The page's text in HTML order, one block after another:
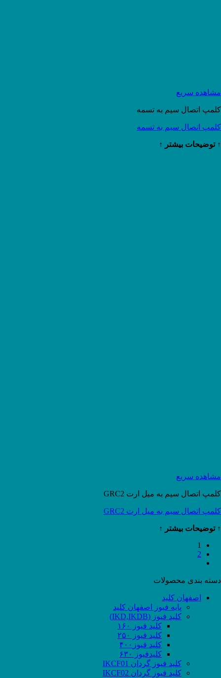
مشاهده سریع
کلمپ اتصال سیم به تسمه
کلمپ اتصال سیم به تسمه
↑ توضیحات بیشتر ↑
مشاهده سریع
کلمپ اتصال سیم به میل ارت GRC2
کلمپ اتصال سیم به میل ارت GRC2
↑ توضیحات بیشتر ↑
1
2
دسته بندی محصولات
اصفهان کلید
پایه فیوز اصفهان کلید
کلید فیوز (IKD,IKDB)
کلید فیوز ۱۶۰
کلید فیوز ۲۵۰
کلید فیوز۴۰۰
کلیدفیوز ۶۳۰
کلید فیوز گردان IKCF01
کلید فیوز گردان IKCF02